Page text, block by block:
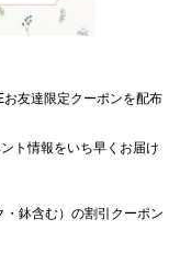
友達限定クーポンを配布
ト情報をいち早くお届け
鉢含む）の割引クーポン